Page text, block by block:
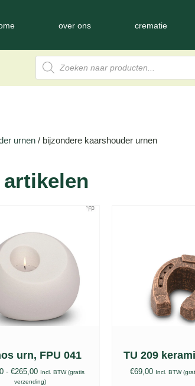
over ons crematie
urnen / bijzondere kaarshouder urnen
urn, FPU 041
- €265,00 Incl. BTW (gratis
verzending)
TU 209
€69,00 Incl. BTW